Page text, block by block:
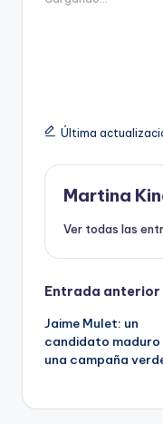
Última
Martina
Ver todas las
de
entradas
Entrada anterior
Jaime Mulet: un
candidato maduro
una campaña